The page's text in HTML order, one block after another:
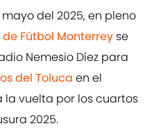
del 2025, en pleno
Fútbol Monterrey se
Nemesio Díez para
del Toluca en el
vuelta por los cuartos
2025.